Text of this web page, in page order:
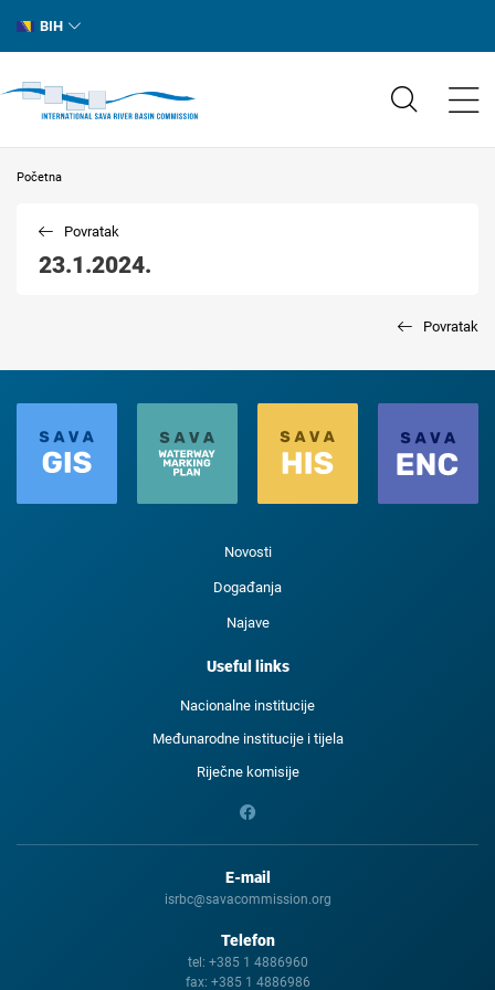
BIH
Početna
23.1.2024.
Povratak
Povratak
Novosti
Događanja
Najave
Useful links
Nacionalne institucije
Međunarodne institucije i tijela
Riječne komisije
E-mail
isrbc@savacommission.org
Telefon
tel: +385 1 4886960
fax: +385 1 4886986